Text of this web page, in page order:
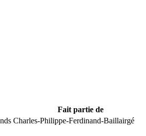
Fait partie de
Charles-Philippe-Ferdinand-Baillairgé